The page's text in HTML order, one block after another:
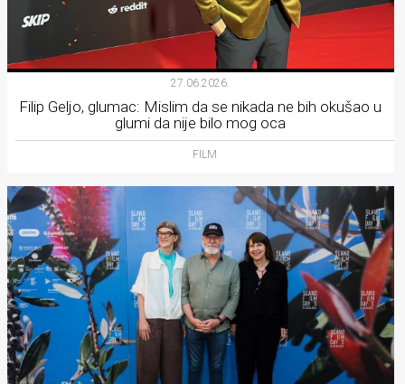
27.06.2026.
Filip Geljo, glumac: Mislim da se nikada ne bih okušao u
glumi da nije bilo mog oca
FILM